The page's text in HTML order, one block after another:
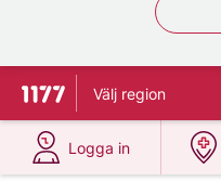
Till startsidan för 1177
Välj region
Logga in
på 1177.se